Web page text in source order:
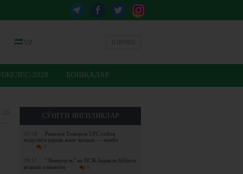
UZ
2028 БОШҚАЛАР
СЎНГГИ ЯНГИЛИКЛАР
19:56
Рамазон Темиров UFC собиқ
юлдузига қарши жанг қилади — манба
0
19:17
“Ливерпуль” ва ПСЖ Барколя бўйича
келиша олмаяпти
0